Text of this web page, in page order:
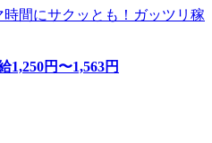
時間にサクッとも！ガッツリ稼
1,250円〜1,563円